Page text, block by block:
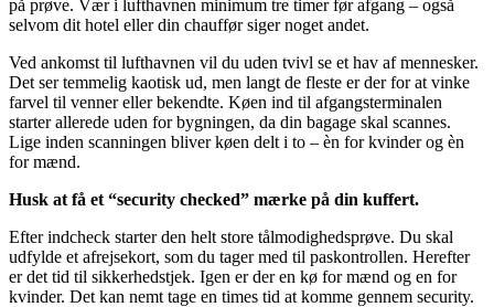
på prøve. Vær i lufthavnen minimum tre timer før afgang – også
selvom dit hotel eller din chauffør siger noget andet.
Ved ankomst til lufthavnen vil du uden tvivl se et hav af mennesker.
Det ser temmelig kaotisk ud, men langt de fleste er der for at vinke
farvel til venner eller bekendte. Køen ind til afgangsterminalen
starter allerede uden for bygningen, da din bagage skal scannes.
Lige inden scanningen bliver køen delt i to – èn for kvinder og èn
for mænd.
Husk at få et “security checked” mærke på din kuffert.
Efter indcheck starter den helt store tålmodighedsprøve. Du skal
udfylde et afrejsekort, som du tager med til paskontrollen. Herefter
er det tid til sikkerhedstjek. Igen er der en kø for mænd og en for
kvinder. Det kan nemt tage en times tid at komme gennem security.